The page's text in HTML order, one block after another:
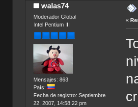
walas74
Moderador Global
Intel Pentium III
Mensajes: 863
País:
Fecha de registro: Septiembre
22, 2007, 14:58:22 pm
«